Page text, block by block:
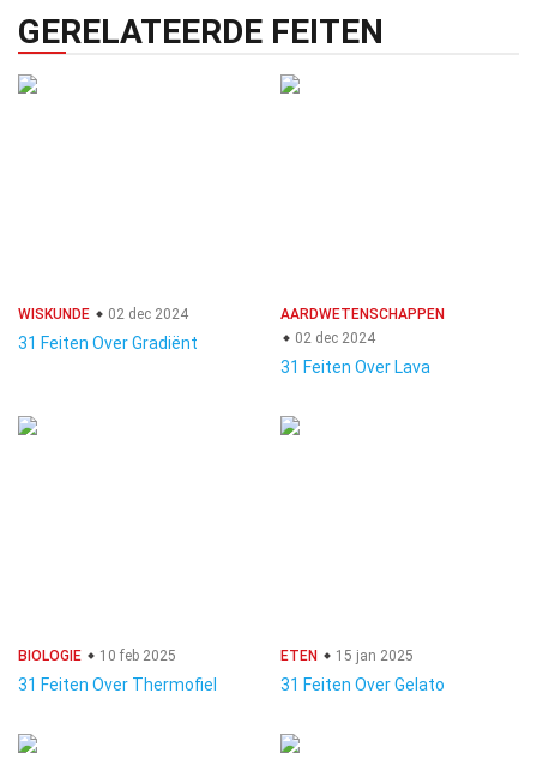
GERELATEERDE FEITEN
WISKUNDE 02 dec 2024
31 Feiten Over Gradiënt
AARDWETENSCHAPPEN
02 dec 2024
31 Feiten Over Lava
BIOLOGIE 10 feb 2025
31 Feiten Over Thermofiel
ETEN 15 jan 2025
31 Feiten Over Gelato